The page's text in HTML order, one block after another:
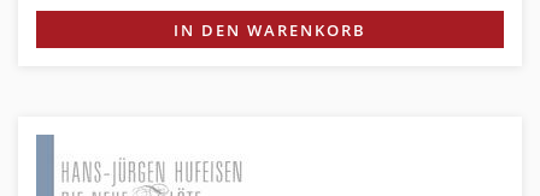
IN DEN WARENKORB